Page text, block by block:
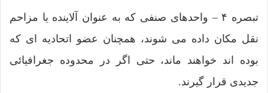
تبصره ۴ – واحدهای صنفی که به عنوان آلاینده یا مزاحم
نقل مکان داده می ‌شوند،‌ همچنان عضو اتحادیه‌ ای که
بوده‌ اند خواهند ماند، حتی اگر در محدوده جغرافیائی‌
جدیدی قرار گیرند.